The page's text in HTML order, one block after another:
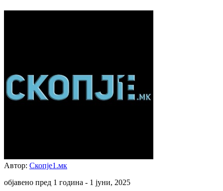
Автор: Скопје1.мк
објавено пред 1 година - 1 јуни, 2025